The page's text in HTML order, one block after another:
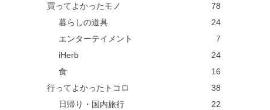
買ってよかったモノ
78
暮らしの道具
24
エンターテイメント
7
iHerb
24
食
16
行ってよかったトコロ
38
日帰り・国内旅行
22